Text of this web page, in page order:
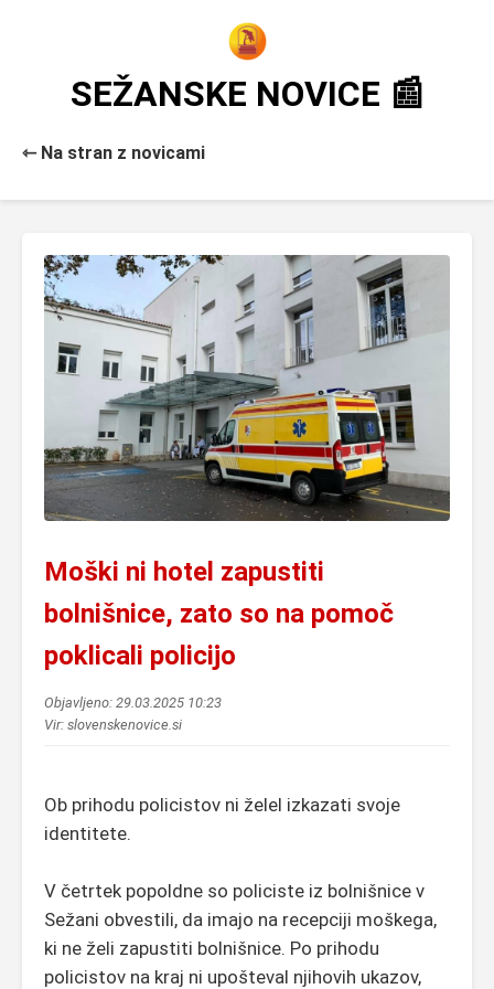
SEŽANSKE NOVICE 📰
⇽ Na stran z novicami
Moški ni hotel zapustiti
bolnišnice, zato so na pomoč
poklicali policijo
Objavljeno: 29.03.2025 10:23
Vir: slovenskenovice.si
Ob prihodu policistov ni želel izkazati svoje
identitete.
V četrtek popoldne so policiste iz bolnišnice v
Sežani obvestili, da imajo na recepciji moškega,
ki ne želi zapustiti bolnišnice. Po prihodu
policistov na kraj ni upošteval njihovih ukazov,